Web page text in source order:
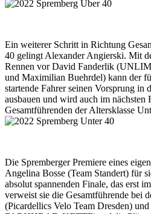
Ein weiterer Schritt in Richtung
40 gelingt Alexander Angierski. Mit
Rennen vor David Fanderlik
und Maximilian Buehrdel) kann der
startende Fahrer seinen Vorsprung in
ausbauen und wird auch im nächsten
Gesamtführenden der Altersklasse
Die Spremberger Premiere eines
Angelina Bosse (Team Standert) für
absolut spannenden Finale, das erst
verweist sie die Gesamtführende bei
(Picardellics Velo Team Dresden)